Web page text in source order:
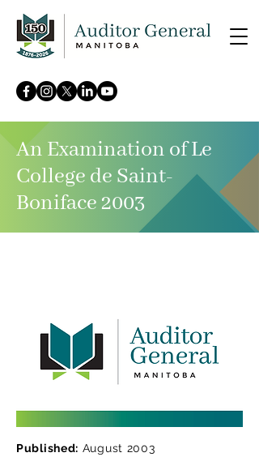
An Examination of Le
College de Saint-
Boniface 2003
Published: August 2003